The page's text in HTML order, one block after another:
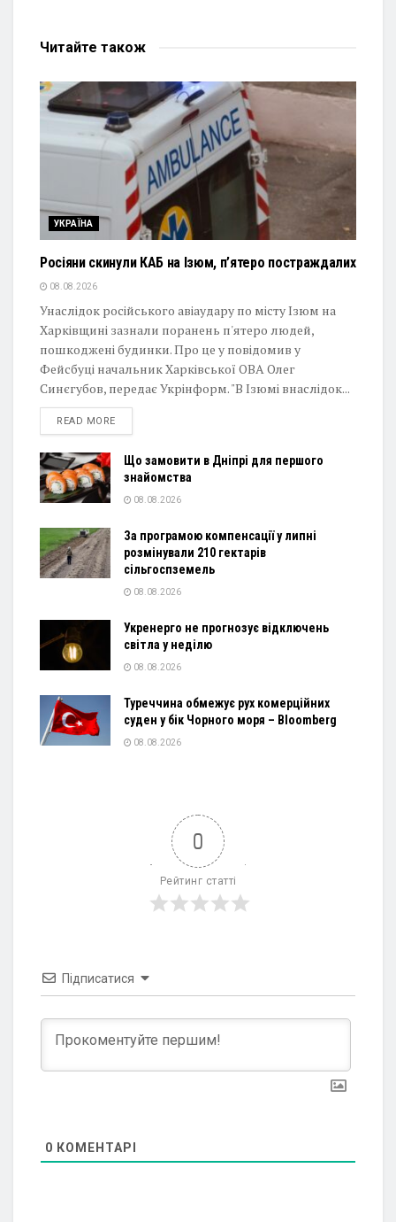
Читайте також
УКРАЇНА
Росіяни скинули КАБ на Ізюм, п’ятеро постраждалих
08.08.2026
Унаслідок російського авіаудару по місту Ізюм на
Харківщині зазнали поранень п'ятеро людей,
пошкоджені будинки. Про це у повідомив у
Фейсбуці начальник Харківської ОВА Олег
Синєгубов, передає Укрінформ. "В Ізюмі внаслідок...
READ MOREDETAILS
Що замовити в Дніпрі для першого
знайомства
08.08.2026
За програмою компенсації у липні
розмінували 210 гектарів
сільгоспземель
08.08.2026
Укренерго не прогнозує відключень
світла у неділю
08.08.2026
Туреччина обмежує рух комерційних
суден у бік Чорного моря – Bloomberg
08.08.2026
0
Рейтинг статті
Підписатися
0 КОМЕНТАРІ